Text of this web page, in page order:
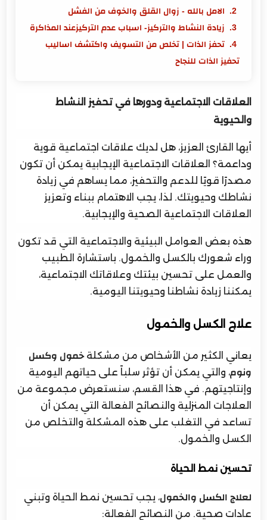
الامل بالله - زوال القلق والخوف من الفشل
زيادة النشاط والتركيز- اسباب عدم التركيزعند المذاكرة
تحفز الذات | تخلص من التسويف واكتشف اساليب
تحفيز الذات للنجاح
العلاقات الاجتماعية ودورها في تحفيز النشاط
والحيوية
أيها القارئ العزيز، هل لديك علاقات اجتماعية قوية
وداعمة؟ العلاقات الاجتماعية الإيجابية يمكن أن تكون
مصدرًا قويًا للدعم والتحفيز، مما يساهم في زيادة
نشاطك وحيويتك. لذا، يجب الاهتمام ببناء وتعزيز
العلاقات الاجتماعية الصحية والإيجابية.
هذه بعض العوامل البيئية والاجتماعية التي قد تكون
وراء شعورك بالكسل والخمول. باستشارة الطبيب
والعمل على تحسين بيئتك وعلاقاتك الاجتماعية،
يمكننا زيادة نشاطنا وحيويتنا اليومية.
علاج الكسل والخمول
يعاني الكثير من الأشخاص من مشكلةخمول وكسل
ونوم، والتي يمكن أن تؤثر سلباً على حياتهم اليومية
وإنتاجيتهم. في هذا القسم، سنستعرض مجموعة من
العلاجات المنزلية والنصائح الفعالة التي يمكن أن
تساعد في التغلب على هذه المشكلة والتخلص من
الكسل والخمول.
تحسين نمط الحياة
لعلاج الكسل والخمول، يجب تحسين نمط الحياة وتبني
عادات صحية. من النصائح الفعالة: